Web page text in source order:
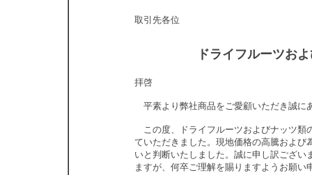
取引先各位
ドライフルーツお
拝啓
平素より弊社商品をご愛顧いただき誠に
この度、ドライフルーツおよびナッツ類
ていただきました。現地価格の高騰およ
いと判断いたしました。誠に申し訳ござ
ますが、何卒ご理解を賜りますようお願い